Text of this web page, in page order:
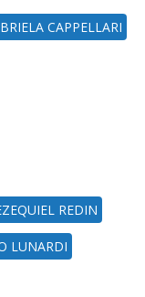
CAPPELLARI
REDIN
LUNARDI